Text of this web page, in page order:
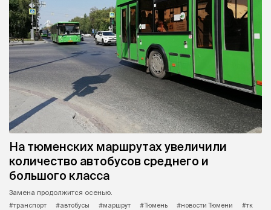
На тюменских маршрутах увеличили
количество автобусов среднего и
большого класса
Замена продолжится осенью.
#транспорт
#автобусы #маршрут #Тюмень #новости Тюмени #тк